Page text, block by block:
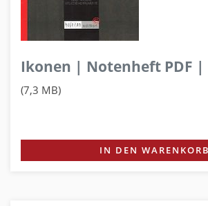
Ikonen | Notenheft PDF |
(7,3 MB)
IN DEN WARENKORB